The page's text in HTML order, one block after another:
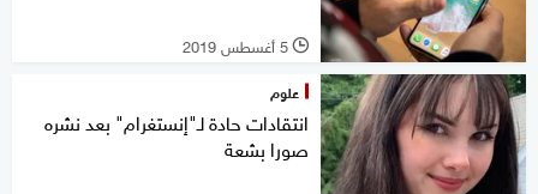
l 5 أغسطس 2019
علوم
انتقادات حادة لـ"إنستغرام" بعد نشره
صورا بشعة